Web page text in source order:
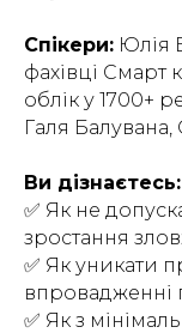
Спікери: Юлія
фахівці Смарт
облік у 1700+
Галя
Ви дізнаєтесь:
✅ Як не
зростання
✅ Як уникати
впровадженні
✅ Як з